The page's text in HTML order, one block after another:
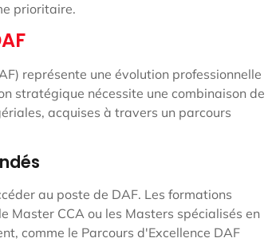
prioritaire.
représente une évolution professionnelle
stratégique nécessite une combinaison de
acquises à travers un parcours
au poste de DAF. Les formations
Master CCA ou les Masters spécialisés en
comme le Parcours d'Excellence DAF